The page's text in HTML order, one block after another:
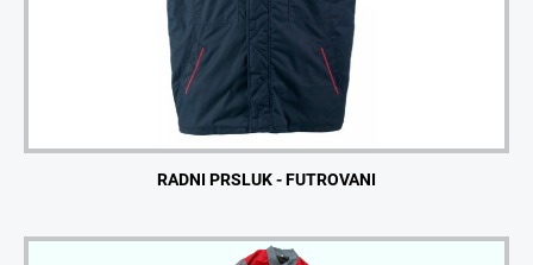
RADNI PRSLUK - FUTROVANI